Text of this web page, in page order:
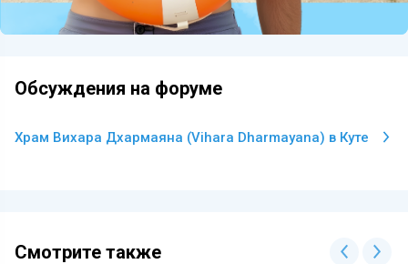
Обсуждения на форуме
Храм Вихара Дхармаяна (Vihara Dharmayana) в Куте
Смотрите также